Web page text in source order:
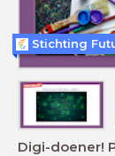
Digi-doener!
Stichting